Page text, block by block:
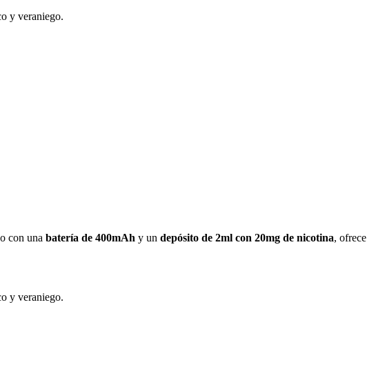
y veraniego.
con una batería de 400mAh y un depósito de 2ml con 20mg de nicotina, ofrece
y veraniego.